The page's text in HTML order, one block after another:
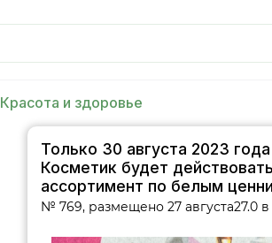
Красота и здоровье
Только 30 августа 2023
Косметик будет
ассортимент по белым
№ 769, размещено 27 августа27.0 в